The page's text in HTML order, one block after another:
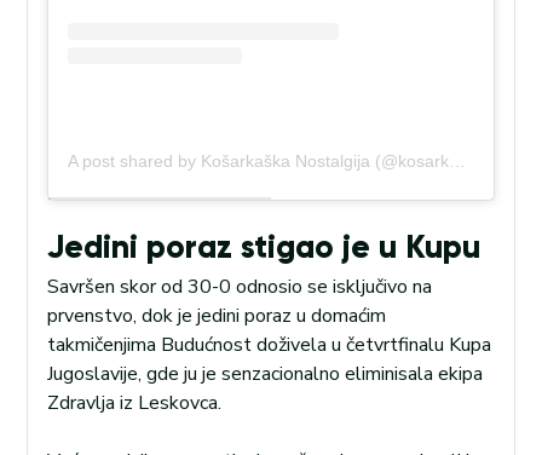
Jedini poraz stigao je u Kupu
Savršen skor od 30-0 odnosio se isključivo na
prvenstvo, dok je jedini poraz u domaćim
takmičenjima Budućnost doživela u četvrtfinalu Kupa
Jugoslavije, gde ju je senzacionalno eliminisala ekipa
Zdravlja iz Leskovca.